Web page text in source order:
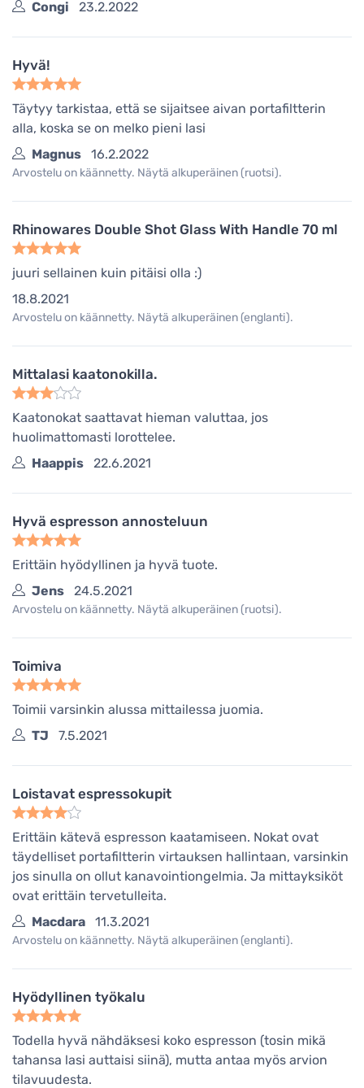
Congi 23.2.2022
Hyvä!
Täytyy tarkistaa, että se sijaitsee aivan portafiltterin
alla, koska se on melko pieni lasi
Magnus
16.2.2022
Arvostelu on käännetty. Näytä alkuperäinen (ruotsi).
Rhinowares Double Shot Glass With Handle 70 ml
juuri sellainen kuin pitäisi olla :)
18.8.2021
Arvostelu on käännetty. Näytä alkuperäinen (englanti).
Mittalasi kaatonokilla.
Kaatonokat saattavat hieman valuttaa, jos
huolimattomasti lorottelee.
Haappis
22.6.2021
Hyvä espresson annosteluun
Erittäin hyödyllinen ja hyvä tuote.
Jens
24.5.2021
Arvostelu on käännetty. Näytä alkuperäinen (ruotsi).
Toimiva
Toimii varsinkin alussa mittailessa juomia.
TJ
7.5.2021
Loistavat espressokupit
Erittäin kätevä espresson kaatamiseen. Nokat ovat
täydelliset portafiltterin virtauksen hallintaan, varsinkin
jos sinulla on ollut kanavointiongelmia. Ja mittayksiköt
ovat erittäin tervetulleita.
Macdara
11.3.2021
Arvostelu on käännetty. Näytä alkuperäinen (englanti).
Hyödyllinen työkalu
Todella hyvä nähdäksesi koko espresson (tosin mikä
tahansa lasi auttaisi siinä), mutta antaa myös arvion
tilavuudesta.